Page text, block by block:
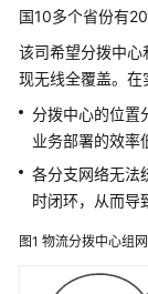
管
理
网
络
华
为
乾
国10多个省份有
该司希望分拨中心
现无线全覆盖。在
分拨中心的位置
业务部署的效率
各分支网络无法
时闭环，从而导
图1 物流分拨中心组